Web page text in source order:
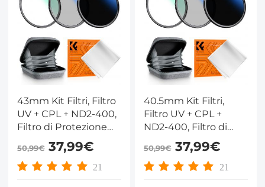
43mm Kit Filtri, Filtro
UV + CPL + ND2-400,
Filtro di Protezione
MCUV + Polarizzatore
+ Densità Neutra
ND2-400 con
50,99€37,99€
21
40.5mm Kit Filtri,
Filtro UV + CPL +
ND2-400, Filtro di
Protezione MCUV +
Polarizzatore +
Densità Neutra ND2-
50,99€37,99€
21